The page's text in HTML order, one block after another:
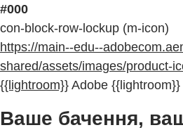
#000
con-block-row-lockup (m-icon)
https://main--edu--
shared/assets/images/product-
{{lightroom}} Adobe {{lightroom}}
Ваше бачення,